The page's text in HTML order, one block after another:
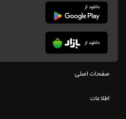
صفحات اصلی
اطلاعات